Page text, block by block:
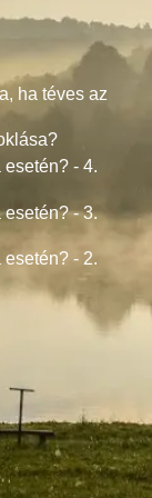
ha téves az
- 4.
- 3.
- 2.